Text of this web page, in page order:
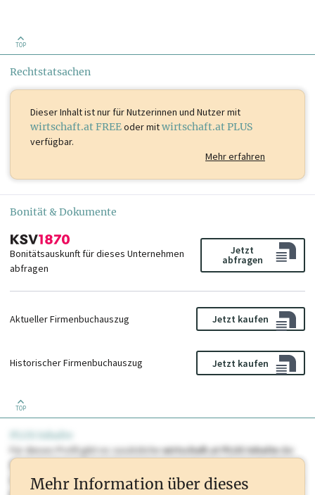
TOP
Rechtstatsachen
Dieser Inhalt istnur für Nutzerinnen und Nutzer mit
wirtschaft.at FREEoder mitwirtschaft.at PLUS
verfügbar.
Mehr erfahren
Bonität & Dokumente
Bonitätsauskunft für dieses Unternehmen
abfragen
Jetzt
abfragen
Aktueller Firmenbuchauszug Jetzt kaufen
Historischer Firmenbuchauszug Jetzt kaufen
TOP
PLUS Inhalte
Für dieses Profil gibt es zusätzlichewirtschaft.at PLUS Inhaltedie
Sie momentan nicht einsehen können. Schalten Sie dieses Profil frei
oder loggen Sie sich ein um diese Inhalte zu sehen. wirtschaft.at PLUS
Mehr Information über dieses